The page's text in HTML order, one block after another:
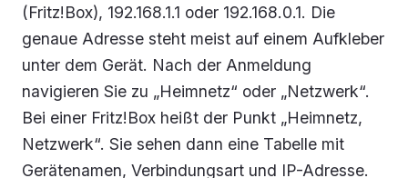
(Fritz!Box), 192.168.1.1 oder 192.168.0.1. Die
genaue Adresse steht meist auf einem Aufkleber
unter dem Gerät. Nach der Anmeldung
navigieren Sie zu „Heimnetz“ oder „Netzwerk“.
Bei einer Fritz!Box heißt der Punkt „Heimnetz,
Netzwerk“. Sie sehen dann eine Tabelle mit
Gerätenamen, Verbindungsart und IP-Adresse.